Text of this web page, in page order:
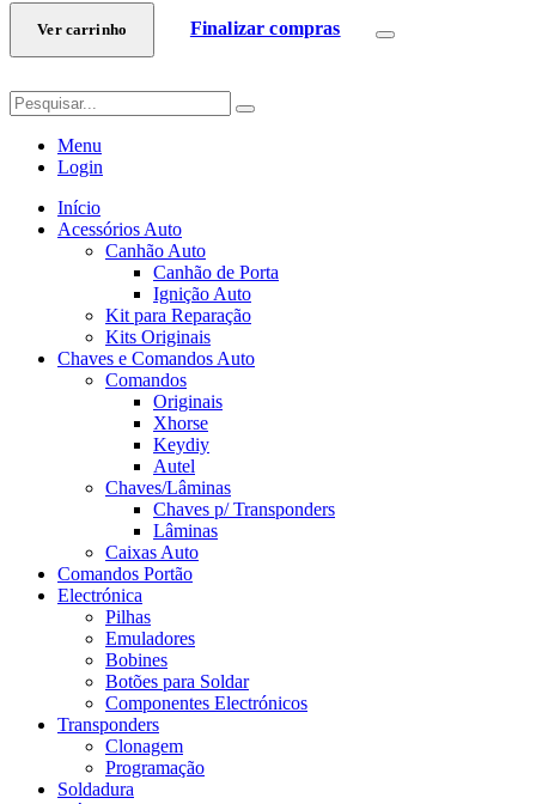
Ver carrinho Finalizar compras
Menu
Login
Início
Acessórios Auto
Canhão Auto
Canhão de Porta
Ignição Auto
Kit para Reparação
Kits Originais
Chaves e Comandos Auto
Comandos
Originais
Xhorse
Keydiy
Autel
Chaves/Lâminas
Chaves p/ Transponders
Lâminas
Caixas Auto
Comandos Portão
Electrónica
Pilhas
Emuladores
Bobines
Botões para Soldar
Componentes Electrónicos
Transponders
Clonagem
Programação
Soldadura